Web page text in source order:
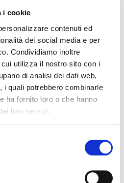
i cookie
contenuti ed
dei social media e per
Condividiamo inoltre
utilizza il nostro sito con i
di analisi dei dati web,
i quali potrebbero combinarle
ha fornito loro o che hanno
loro servizi.